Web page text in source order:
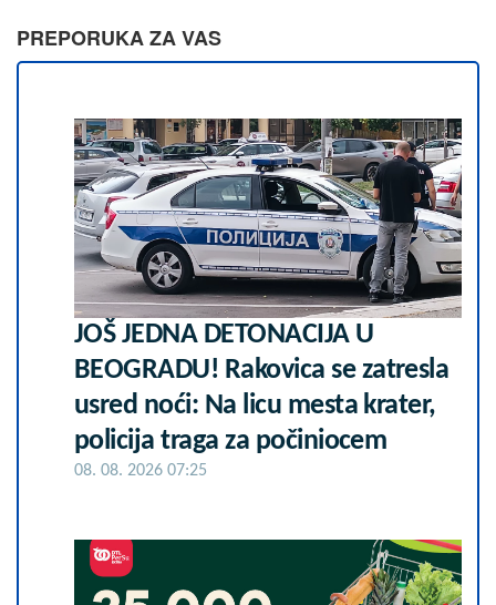
PREPORUKA ZA VAS
JOŠ JEDNA DETONACIJA U
BEOGRADU! Rakovica se zatresla
usred noći: Na licu mesta krater,
policija traga za počiniocem
08. 08. 2026 07:25